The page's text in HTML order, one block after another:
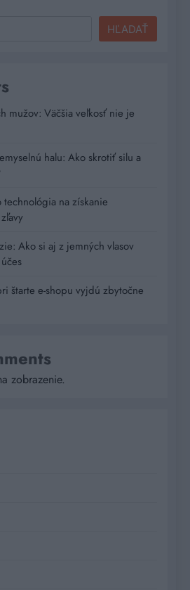
HĽADAŤ
mužov: Väčšia veľkosť nie je
halu: Ako skrotiť silu a
technológia na získanie
Ako si aj z jemných vlasov
štarte e-shopu vyjdú zbytočne
zobrazenie.